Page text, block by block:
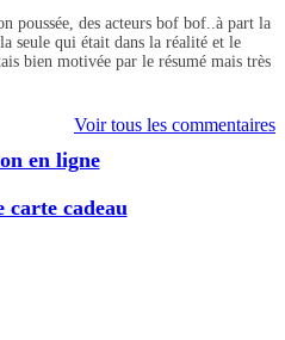
poussée, des acteurs bof bof..à part la
seule qui était dans la réalité et le
bien motivée par le résumé mais très
Voir tous les commentaires
en ligne
cadeau